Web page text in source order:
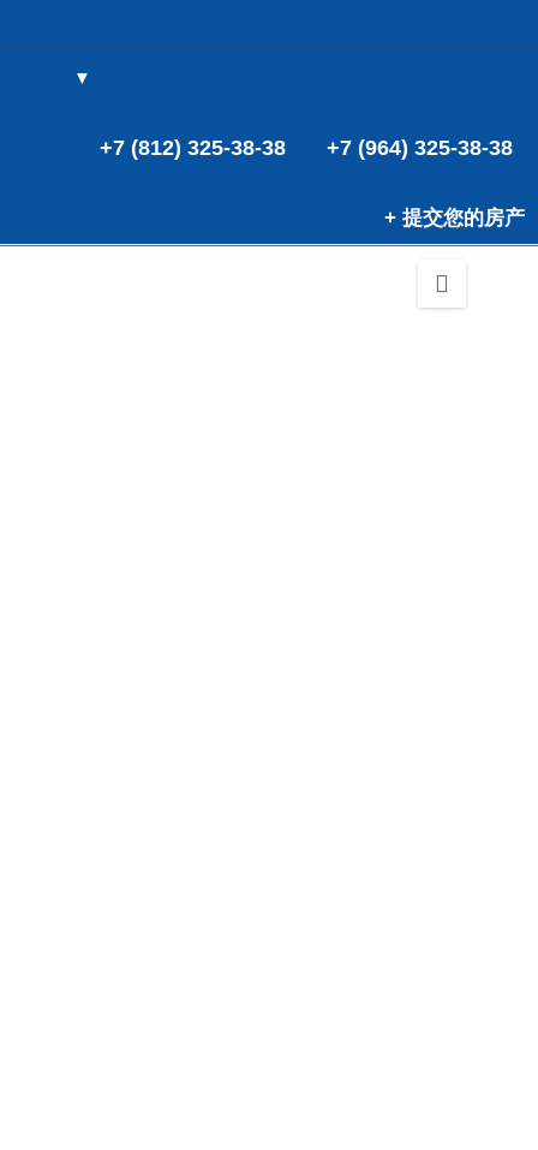
▼
+7 (964) 325-38-38
+7 (812) 325-38-38
+ 提交您的房产